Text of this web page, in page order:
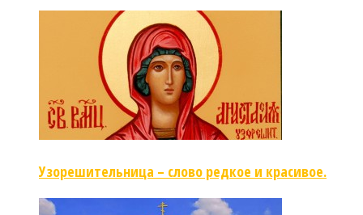
Узорешительница – слово редкое и красивое.